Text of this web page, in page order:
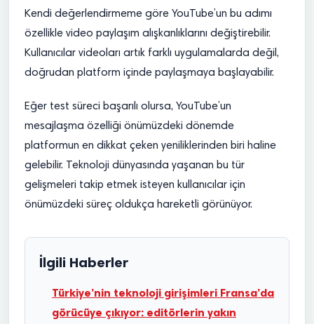
Kendi değerlendirmeme göre YouTube’un bu adımı
özellikle video paylaşım alışkanlıklarını değiştirebilir.
Kullanıcılar videoları artık farklı uygulamalarda değil,
doğrudan platform içinde paylaşmaya başlayabilir.
Eğer test süreci başarılı olursa, YouTube’un
mesajlaşma özelliği önümüzdeki dönemde
platformun en dikkat çeken yeniliklerinden biri haline
gelebilir. Teknoloji dünyasında yaşanan bu tür
gelişmeleri takip etmek isteyen kullanıcılar için
önümüzdeki süreç oldukça hareketli görünüyor.
İlgili Haberler
Türkiye’nin teknoloji girişimleri Fransa’da
görücüye çıkıyor: editörlerin yakın